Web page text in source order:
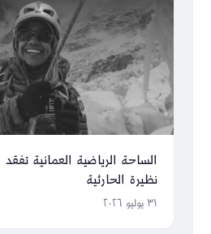
الساحة الرياضية العمانية
نظيرة الحارثية
٣١ يوليو ٢٠٢٦